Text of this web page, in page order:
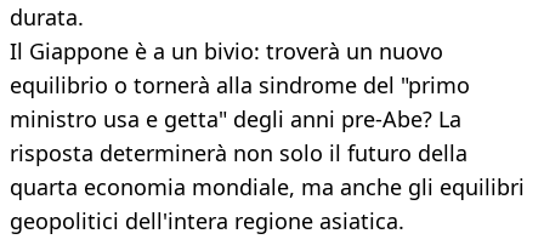
durata.
Il Giappone è a un bivio: troverà un nuovo
equilibrio o tornerà alla sindrome del "primo
ministro usa e getta" degli anni pre-Abe? La
risposta determinerà non solo il futuro della
quarta economia mondiale, ma anche gli equilibri
geopolitici dell'intera regione asiatica.